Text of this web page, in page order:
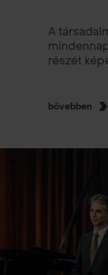
bővebben
A
részét
jó ügyek
döntsünk.